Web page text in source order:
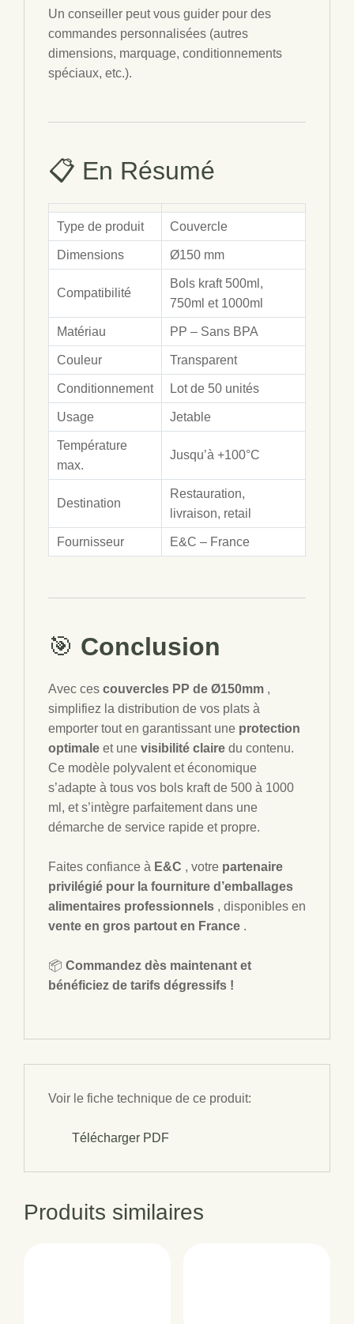
Un conseiller peut vous guider pour des
commandes personnalisées (autres
dimensions, marquage, conditionnements
spéciaux, etc.).
📋 En Résumé
Type de produit Couvercle
Dimensions Ø150 mm
Compatibilité
Bols kraft 500ml,
750ml et 1000ml
Matériau PP – Sans BPA
Couleur Transparent
Conditionnement Lot de 50 unités
Usage Jetable
Température
max.
Jusqu’à +100°C
Destination
Restauration,
livraison, retail
Fournisseur E&C – France
🎯 Conclusion
Avec ces couvercles PP de Ø150mm ,
simplifiez la distribution de vos plats à
emporter tout en garantissant une protection
optimale et une visibilité claire du contenu.
Ce modèle polyvalent et économique
s’adapte à tous vos bols kraft de 500 à 1000
ml, et s’intègre parfaitement dans une
démarche de service rapide et propre.
Faites confiance à E&C , votre partenaire
privilégié pour la fourniture d’emballages
alimentaires professionnels , disponibles en
vente en gros partout en France .
📦 Commandez dès maintenant et
bénéficiez de tarifs dégressifs !
Voir le fiche technique de ce produit:
Télécharger PDF
Produits similaires